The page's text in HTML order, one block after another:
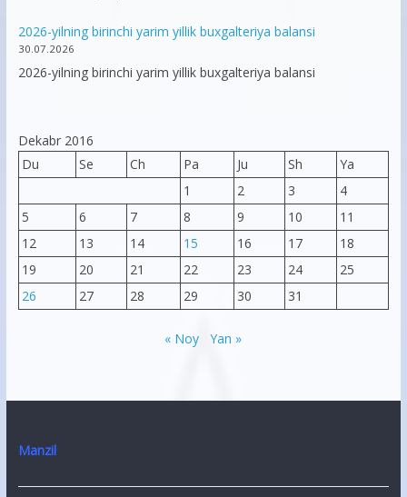
2026-yilning birinchi yarim yillik buxgalteriya balansi
30.07.2026
2026-yilning birinchi yarim yillik buxgalteriya balansi
Dekabr 2016
Du
Se Ch Pa Ju Sh
Ya
1
2 3
4
5
6 7 8 9 10
11
12
13 14 15 16 17
18
19
20 21 22 23 24
25
26
27 28 29 30 31
« Noy Yan »
Manzil